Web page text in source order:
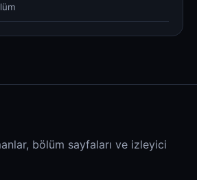
bölüm sayfaları ve izleyici